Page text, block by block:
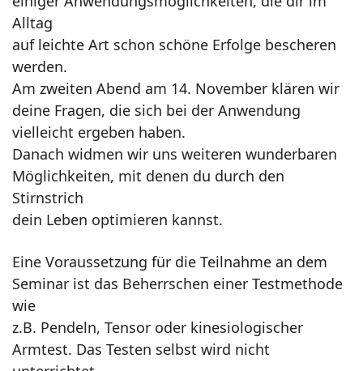
Alltag
auf leichte Art schon schöne Erfolge bescheren
werden.
Am zweiten Abend am 14. November klären wir
deine Fragen, die sich bei der Anwendung
vielleicht ergeben haben.
Danach widmen wir uns weiteren wunderbaren
Möglichkeiten, mit denen du durch den
Stirnstrich
dein Leben optimieren kannst.
Eine Voraussetzung für die Teilnahme an dem
Seminar ist das Beherrschen einer Testmethode
wie
z.B. Pendeln, Tensor oder kinesiologischer
Armtest. Das Testen selbst wird nicht